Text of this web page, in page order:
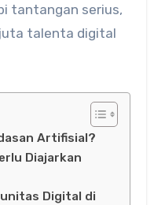
tantangan serius,
talenta digital
Artifisial?
Diajarkan
Digital di